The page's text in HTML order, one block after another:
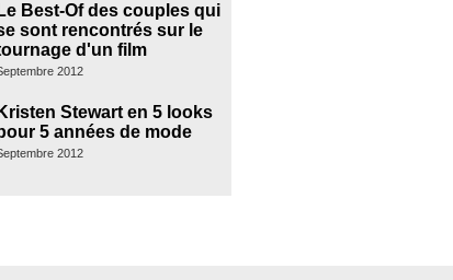
Le Best-Of des couples qui
sont rencontrés sur le
d'un film
2012
Kristen Stewart en 5 looks
5 années de mode
2012